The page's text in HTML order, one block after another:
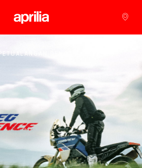
Buka konten utama
DENGAN TUAREG